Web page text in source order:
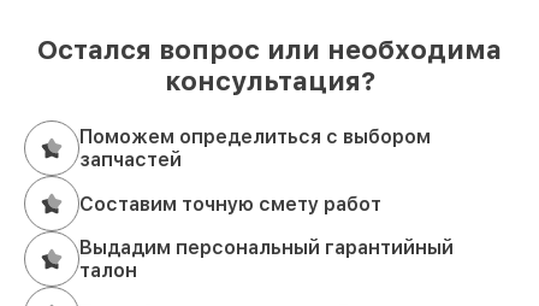
Остался вопрос или необходима
консультация?
Поможем определиться с выбором
запчастей
Составим точную смету работ
Выдадим персональный гарантийный
талон